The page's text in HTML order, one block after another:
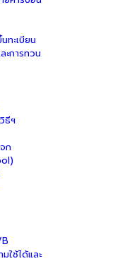
ทะเบียน
ะการทวน
ธีฯ
ก
ใช้ได้และ